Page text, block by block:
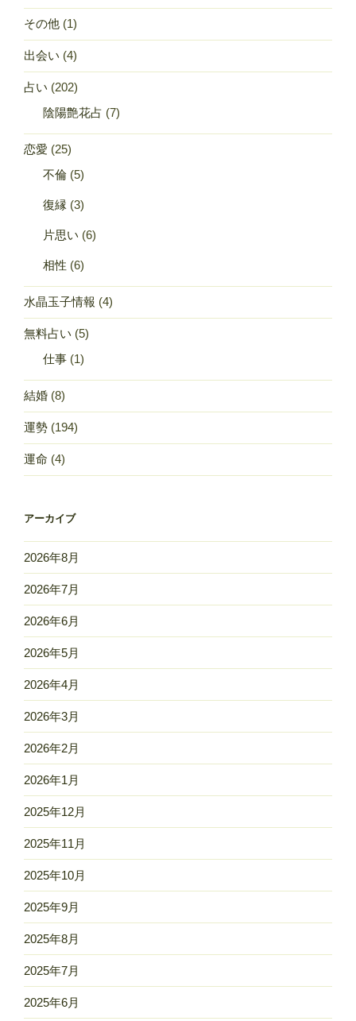
その他 (1)
出会い (4)
占い (202)
陰陽艶花占 (7)
恋愛 (25)
不倫 (5)
復縁 (3)
片思い (6)
相性 (6)
水晶玉子情報 (4)
無料占い (5)
仕事 (1)
結婚 (8)
運勢 (194)
運命 (4)
アーカイブ
2026年8月
2026年7月
2026年6月
2026年5月
2026年4月
2026年3月
2026年2月
2026年1月
2025年12月
2025年11月
2025年10月
2025年9月
2025年8月
2025年7月
2025年6月